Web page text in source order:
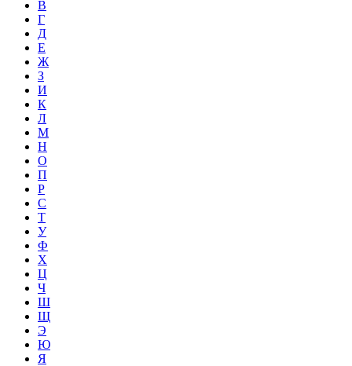
В
Г
Д
Е
Ж
З
И
К
Л
М
Н
О
П
Р
С
Т
У
Ф
Х
Ц
Ч
Ш
Щ
Э
Ю
Я